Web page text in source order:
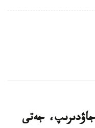
جاۋدىرىپ، جەتى